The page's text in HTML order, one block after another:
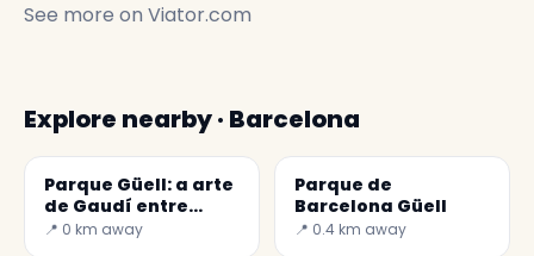
See more on Viator.com
Explore nearby · Barcelona
Parque Güell: a arte
de Gaudí entre
mosaicos e
📍 0 km away
Parque de
Barcelona Güell
📍 0.4 km away